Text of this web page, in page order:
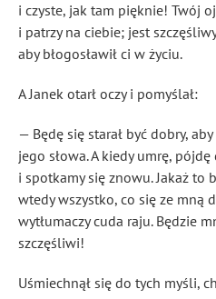
i czyste, jak tam pięknie! Twój
i patrzy na ciebie; jest
aby błogosławił ci w życiu.
A Janek otarł oczy i pomyślał:
— Będę się starał być dobry,
jego słowa. A kiedy umrę,
i spotkamy się znowu. Jakaż to
wtedy wszystko, co się ze mną
wytłumaczy cuda raju. Będzie
szczęśliwi!
Uśmiechnął się do tych myśli,